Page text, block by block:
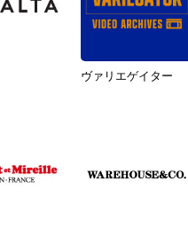
ヴァリエゲイター